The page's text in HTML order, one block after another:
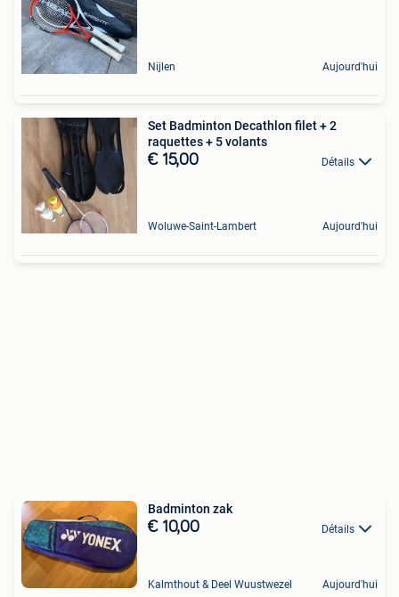
Nijlen Aujourd'hui
Set Badminton Decathlon filet + 2
raquettes + 5 volants
€ 15,00 Détails
Woluwe-Saint-Lambert Aujourd'hui
Badminton zak
€ 10,00 Détails
Kalmthout & Deel Wuustwezel Aujourd'hui